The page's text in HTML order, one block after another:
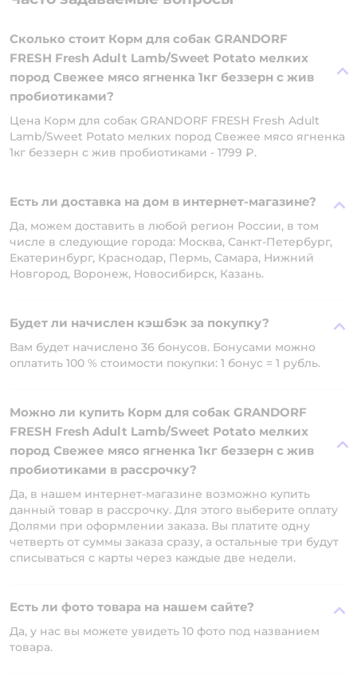
Сколько стоит Корм для собак GRANDORF
FRESH Fresh Adult Lamb/Sweet Potato мелких
пород Свежее мясо ягненка 1кг беззерн с жив
пробиотиками?
Цена Корм для собак GRANDORF FRESH Fresh Adult
Lamb/Sweet Potato мелких пород Свежее мясо ягненка
1кг беззерн с жив пробиотиками - 1799 ₽.
Есть ли доставка на дом в интернет-магазине?
Да, можем доставить в любой регион России, в том
числе в следующие города: Москва, Санкт-Петербург,
Екатеринбург, Краснодар, Пермь, Самара, Нижний
Новгород, Воронеж, Новосибирск, Казань.
Будет ли начислен кэшбэк за покупку?
Вам будет начислено 36 бонусов. Бонусами можно
оплатить 100 % стоимости покупки: 1 бонус = 1 рубль.
Можно ли купить Корм для собак GRANDORF
FRESH Fresh Adult Lamb/Sweet Potato мелких
пород Свежее мясо ягненка 1кг беззерн с жив
пробиотиками в рассрочку?
Да, в нашем интернет-магазине возможно купить
данный товар в рассрочку. Для этого выберите оплату
Долями при оформлении заказа. Вы платите одну
четверть от суммы заказа сразу, а остальные три будут
списываться с карты через каждые две недели.
Есть ли фото товара на нашем сайте?
Да, у нас вы можете увидеть 10 фото под названием
товара.